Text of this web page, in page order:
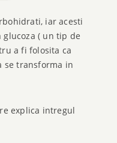
iar acesti
( un tip de
a fi folosita ca
se transforma in
explica intregul